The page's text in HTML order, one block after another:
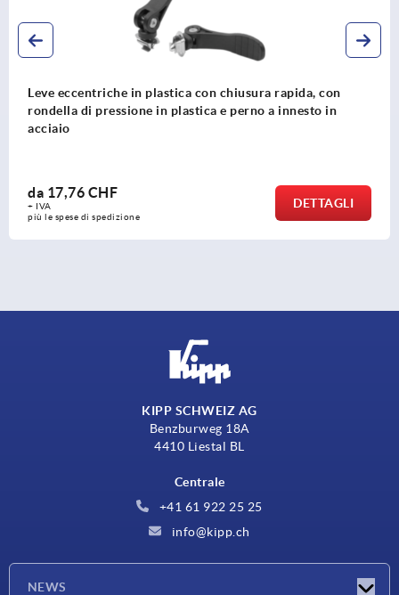
Leve eccentriche in plastica con chiusura in elastomero,
con rondella di pressione in plastica e vite prigioniera in
acciaio
da14,32 CHF
+ IVA
più le spese di spedizione
DETTAGLI
KIPP SCHWEIZ AG
Benzburweg 18A
4410 Liestal BL
Centrale
+41 61 922 25 25
info@kipp.ch
NEWS